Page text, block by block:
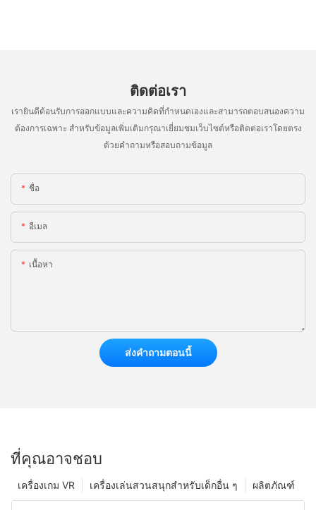
ติดต่อเรา
เรายินดีต้อนรับการออกแบบและความคิดที่กำหนดเองและสามารถตอบสนองความ
ต้องการเฉพาะ สำหรับข้อมูลเพิ่มเติมกรุณาเยี่ยมชมเว็บไซต์หรือติดต่อเราโดยตรง
ด้วยคำถามหรือสอบถามข้อมูล
ชื่อ
อีเมล
เนื้อหา
ส่งคำถามตอนนี้
ที่คุณอาจชอบ
ผลิตภัณฑ์
เครื่องเล่นสวนสนุกสำหรับเด็กอื่น ๆ
เครื่องเกม VR